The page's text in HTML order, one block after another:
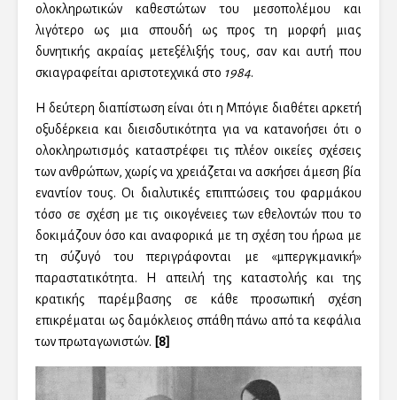
ολοκληρωτικών καθεστώτων του μεσοπολέμου και
λιγότερο ως μια σπουδή ως προς τη μορφή μιας
δυνητικής ακραίας μετεξέλιξής τους, σαν και αυτή που
σκιαγραφείται αριστοτεχνικά στο 1984.
Η δεύτερη διαπίστωση είναι ότι η Μπόγιε διαθέτει αρκετή
οξυδέρκεια και διεισδυτικότητα για να κατανοήσει ότι ο
ολοκληρωτισμός καταστρέφει τις πλέον οικείες σχέσεις
των ανθρώπων, χωρίς να χρειάζεται να ασκήσει άμεση βία
εναντίον τους. Οι διαλυτικές επιπτώσεις του φαρμάκου
τόσο σε σχέση με τις οικογένειες των εθελοντών που το
δοκιμάζουν όσο και αναφορικά με τη σχέση του ήρωα με
τη σύζυγό του περιγράφονται με «μπεργκμανική»
παραστατικότητα. Η απειλή της καταστολής και της
κρατικής παρέμβασης σε κάθε προσωπική σχέση
επικρέμαται ως δαμόκλειος σπάθη πάνω από τα κεφάλια
των πρωταγωνιστών. [8]